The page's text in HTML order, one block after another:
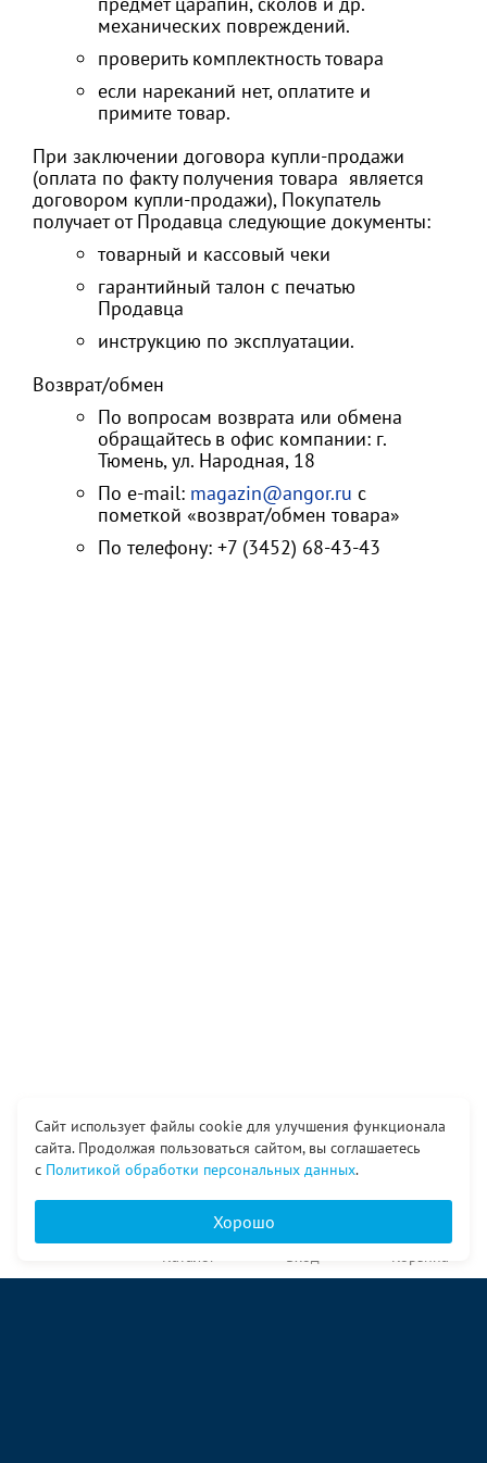
механических повреждений.
проверить комплектность товара
если нареканий нет, оплатите и
примите товар.
При заключении договора купли-продажи
(оплата по факту получения товара является
договором купли-продажи), Покупатель
получает от Продавца следующие документы:
товарный и кассовый чеки
гарантийный талон с печатью
Продавца
инструкцию по эксплуатации.
Возврат/обмен
По вопросам возврата или обмена
обращайтесь в офис компании: г.
Тюмень, ул. Народная, 18
По e-mail: magazin@angor.ru с
пометкой «возврат/обмен товара»
По телефону: +7 (3452) 68-43-43
Сайт использует файлы cookie для улучшения функционала
сайта. Продолжая пользоваться сайтом, вы соглашаетесь
с Политикой обработки персональных данных.
Хорошо